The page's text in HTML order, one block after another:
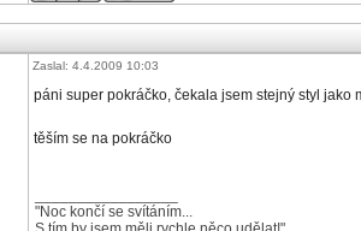
Zaslal: 4.4.2009 10:03
páni super pokráčko, čekala jsem stejný styl jako
těším se na pokráčko
"Noc končí se svítáním...